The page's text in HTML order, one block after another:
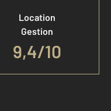
Location
Gestion
9,4/10